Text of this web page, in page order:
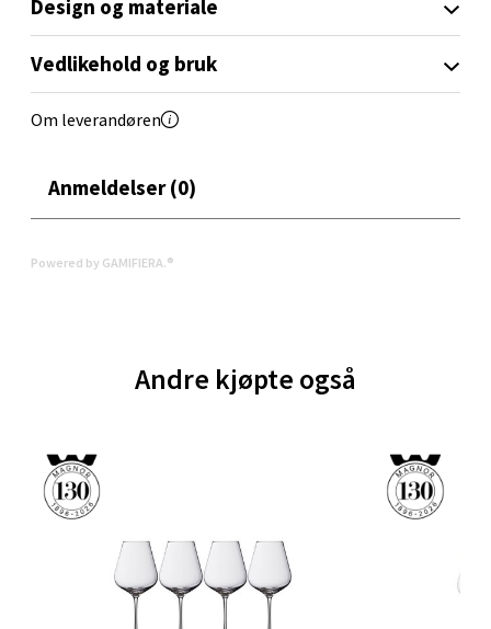
Design og materiale
Vedlikehold og bruk
Om leverandøren
Anmeldelser (0)
Powered by GAMIFIERA.®
Andre kjøpte også
Oppdal - Aunasenteret
Aunasenteret, Sunndalsvegen 3, 7340 Oppdal
Thon Senter Orkanger, Orkdalsveien 113, 7300
0 i butikk